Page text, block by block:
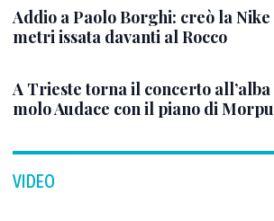
Addio a Paolo Borghi: creò la Nike
metri issata davanti al Rocco
A Trieste torna il concerto
molo Audace con il piano di
VIDEO